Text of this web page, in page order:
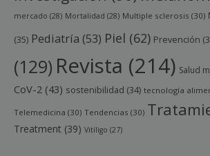
mercado (28) Mortalidad (28) Multiple sclerosis (30)
(35) Pediatría (53) Piel (62) Prevención
(129) Revista (214) Salud
CoV-2 (43) sostenibilidad (34) tecnología
Telemedicina (30) Tendencias (30)
Treatment (39) Vitíligo (27)